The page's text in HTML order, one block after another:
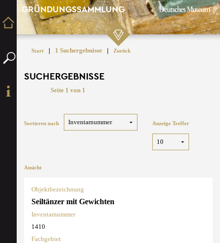
GRÜNDUNGSSAMMLUNG
Start | 1 Suchergebnisse | Zurück
SUCHERGEBNISSE
Seite 1 von 1
Sortieren nach Anzeige Treffer
Ansicht
Objektbezeichnung
Seiltänzer mit Gewichten
Inventarnummer
1410
Fachgebiet